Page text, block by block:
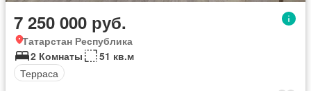
7 250 000 руб.
Татарстан Республика
2 Комнаты
51 кв.м
Терраса